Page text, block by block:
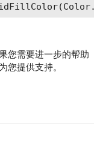
您需要进一步的帮助
您提供支持。